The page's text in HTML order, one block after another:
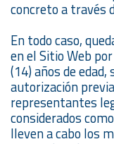
concreto a través
En todo caso,
en el Sitio Web
(14) años de
autorización
representantes
considerados
lleven a cabo los